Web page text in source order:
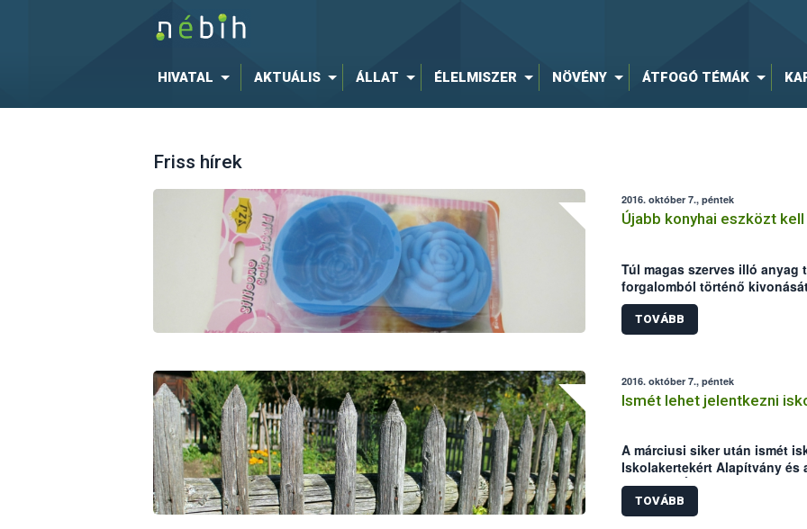
HIVATAL AKTUÁLIS ÁLLAT ÉLELMISZER NÖVÉNY ÁTFOGÓ TÉMÁK
Friss hírek
2016. október 7., péntek
Újabb konyhai eszközt
Túl magas szerves illó
forgalomból történő
Élelmiszerlánc-biztonsági
TOVÁBB
2016. október 7., péntek
Ismét lehet jelentkezni
A márciusi siker után ismét
Iskolakertekért Alapítvány és
Hivatal (NÉBIH). A
megfelelő és biztonságos
növénytermesztés alapjait. A
TOVÁBB